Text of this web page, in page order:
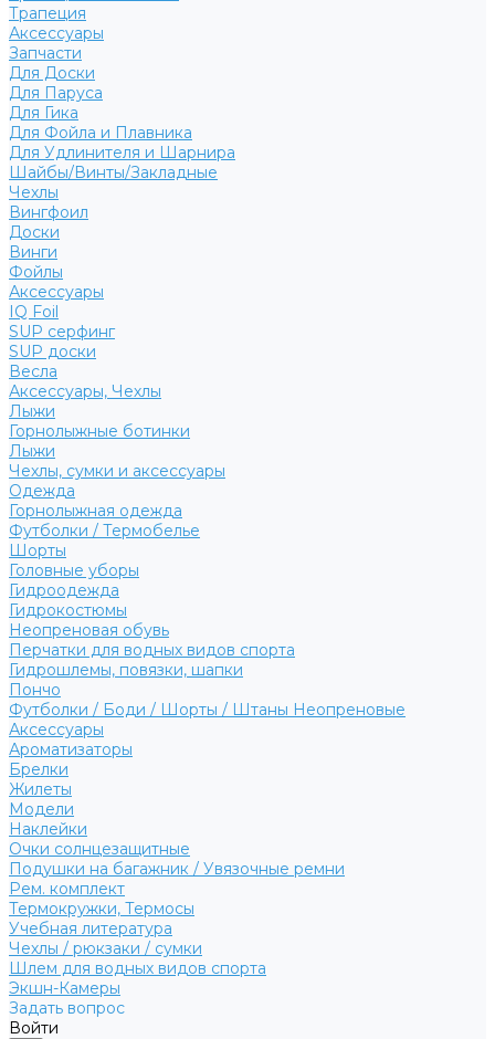
Трапеция
Аксессуары
Запчасти
Для Доски
Для Паруса
Для Гика
Для Фойла и Плавника
Для Удлинителя и Шарнира
Шайбы/Винты/Закладные
Чехлы
Вингфоил
Доски
Винги
Фойлы
Аксессуары
IQ Foil
SUP серфинг
SUP доски
Весла
Аксессуары, Чехлы
Лыжи
Горнолыжные ботинки
Лыжи
Чехлы, сумки и аксессуары
Одежда
Горнолыжная одежда
Футболки / Термобелье
Шорты
Головные уборы
Гидроодежда
Гидрокостюмы
Неопреновая обувь
Перчатки для водных видов спорта
Гидрошлемы, повязки, шапки
Пончо
Футболки / Боди / Шорты / Штаны Неопреновые
Аксессуары
Ароматизаторы
Брелки
Жилеты
Модели
Наклейки
Очки солнцезащитные
Подушки на багажник / Увязочные ремни
Рем. комплект
Термокружки, Термосы
Учебная литература
Чехлы / рюкзаки / сумки
Шлем для водных видов спорта
Экшн-Камеры
Задать вопрос
Войти